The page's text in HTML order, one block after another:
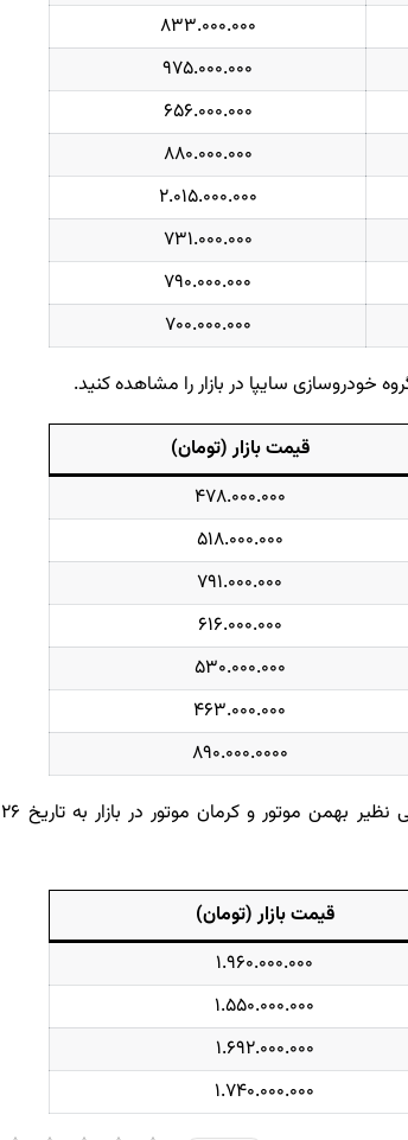
۸۳۳.۰۰۰.۰۰۰
۹۷۵.۰۰۰.۰۰۰
۶۵۶.۰۰۰.۰۰۰
۸۸۰.۰۰۰.۰۰۰
۲.۰۱۵.۰۰۰.۰۰۰
۷۳۱.۰۰۰.۰۰۰
۷۹۰.۰۰۰.۰۰۰
۷۰۰.۰۰۰.۰۰۰
خودروسازی سایپا در بازار را مشاهده کنید.
قیمت بازار (تومان)
۴۷۸.۰۰۰.۰۰۰
۵۱۸.۰۰۰.۰۰۰
۷۹۱.۰۰۰.۰۰۰
۶۱۶.۰۰۰.۰۰۰
۵۳۰.۰۰۰.۰۰۰
۴۶۳.۰۰۰.۰۰۰
۸۹۰.۰۰۰.۰۰۰۰
قیمت تعدادی از خودروهای مونتاژی شرکت های خصوصی نظیر بهمن موتور و کرمان موتور در بازار به تاریخ ۲۶
قیمت بازار (تومان)
۱.۹۶۰.۰۰۰.۰۰۰
۱.۵۵۰.۰۰۰.۰۰۰
۱.۶۹۲.۰۰۰.۰۰۰
۱.۷۴۰.۰۰۰.۰۰۰